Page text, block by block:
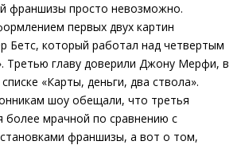
франшизы просто невозможно.
первых двух картин
Бетс, который работал над четвертым
Третью главу доверили Джону Мерфи, в
«Карты, деньги, два ствола».
шоу обещали, что третья
более мрачной по сравнению с
франшизы, а вот о том,